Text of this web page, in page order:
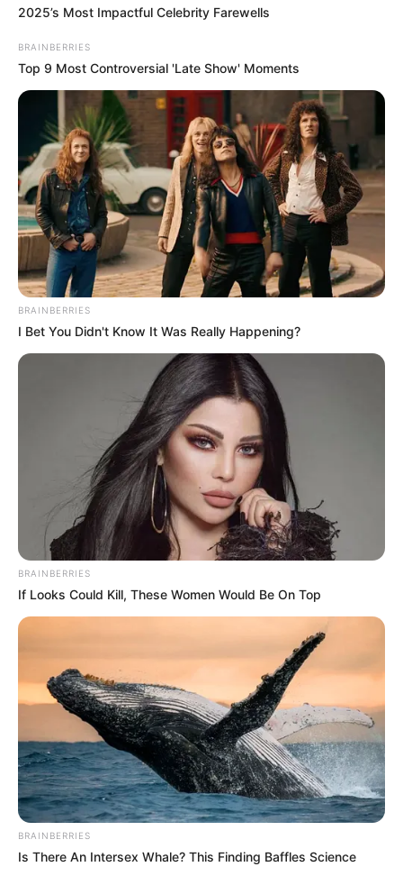
2025’s Most Impactful Celebrity Farewells
BRAINBERRIES
Top 9 Most Controversial 'Late Show' Moments
BRAINBERRIES
I Bet You Didn't Know It Was Really Happening?
BRAINBERRIES
If Looks Could Kill, These Women Would Be On Top
BRAINBERRIES
Is There An Intersex Whale? This Finding Baffles Science